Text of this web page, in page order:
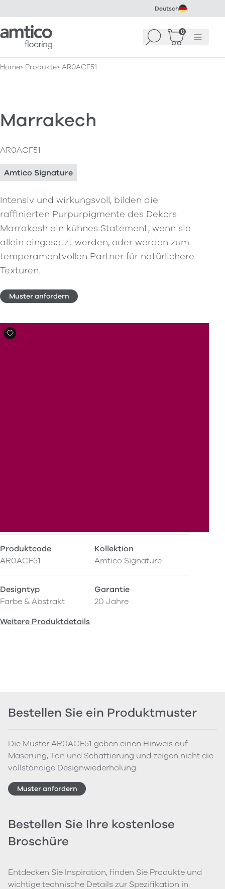
Deutsch
Amtico Flooring Suchen 0
WarenkorbMenü
Home Produkte AR0ACF51
Marrakech
AR0ACF51
Amtico Signature
Intensiv und wirkungsvoll, bilden die
raffinierten Purpurpigmente des Dekors
Marrakesh ein kühnes Statement, wenn sie
allein eingesetzt werden, oder werden zum
temperamentvollen Partner für natürlichere
Texturen.
Muster anfordern
Produktcode
AR0ACF51
Kollektion
Amtico Signature
Designtyp
Farbe & Abstrakt
Garantie
20 Jahre
Weitere Produktdetails
Bestellen Sie ein Produktmuster
Die Muster AR0ACF51 geben einen Hinweis auf
Maserung, Ton und Schattierung und zeigen nicht die
vollständige Designwiederholung.
Muster anfordern
Bestellen Sie Ihre kostenlose
Broschüre
Entdecken Sie Inspiration, finden Sie Produkte und
wichtige technische Details zur Spezifikation in